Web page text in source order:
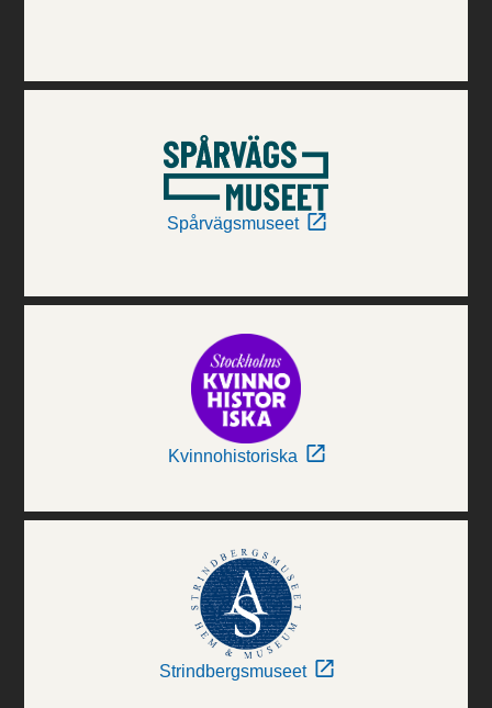
Spårvägsmuseet
Kvinnohistoriska
Strindbergsmuseet